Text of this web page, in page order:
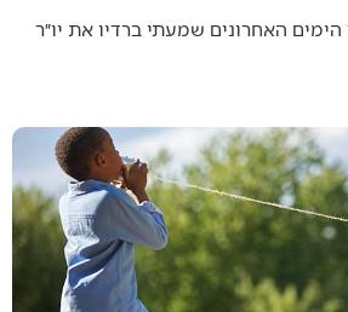
האחרונים שמעתי ברדיו את יו״ר